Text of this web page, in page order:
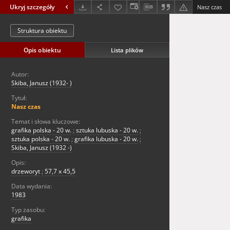
Ukryj szczegóły Nasz czas
Struktura obiektu
Opis obiektu Lista plików
Autor:
Skiba, Janusz (1932- )
Tytuł:
Nasz czas
Temat i słowa kluczowe:
grafika polska - 20 w. ; sztuka lubuska - 20 w. ;
sztuka polska - 20 w. ; grafika lubuska - 20 w. ;
Skiba, Janusz (1932 -)
Opis:
drzeworyt ; 57,7 x 45,5
Data wydania:
1983
Typ zasobu:
grafika